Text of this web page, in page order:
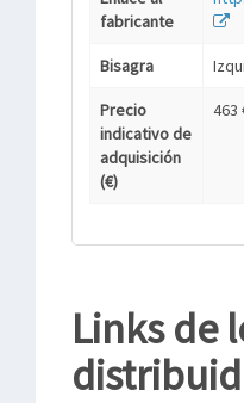
fabricante
Bisagra
Precio
indicativo de
adquisición
(€)
463
Links de